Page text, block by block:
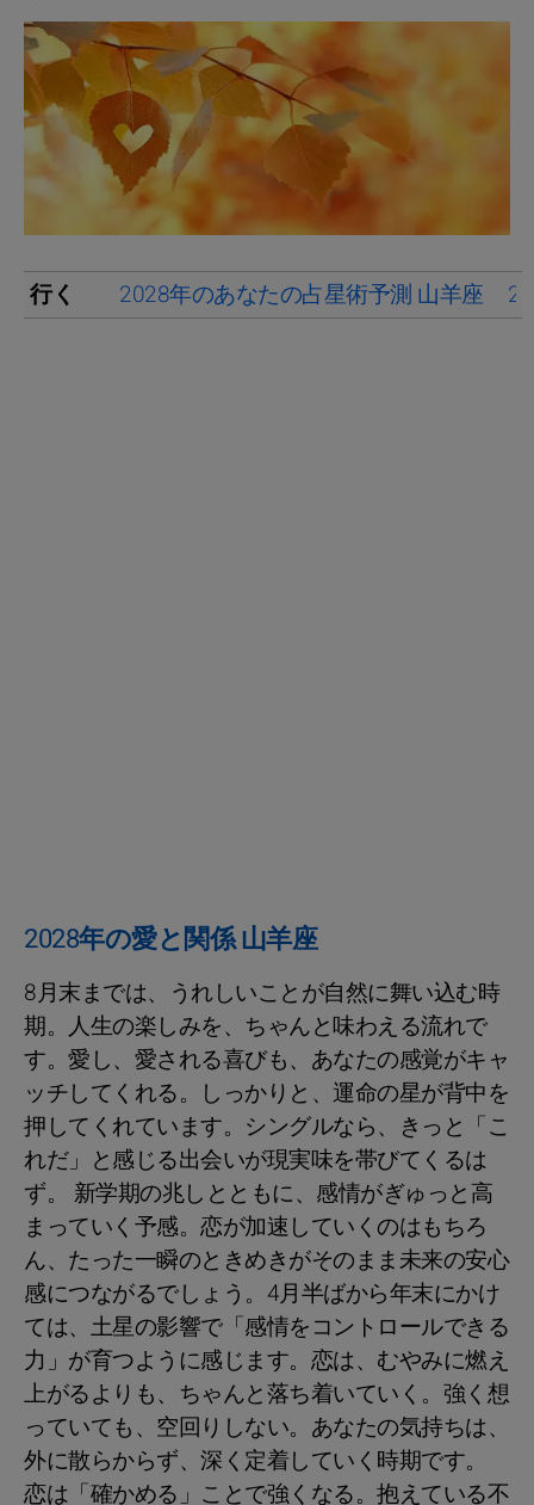
行く 2028年のあなたの占星術予測 山羊座
2028年の愛と関係 山羊座
8月末までは、うれしいことが自然に舞い込む時
期。人生の楽しみを、ちゃんと味わえる流れで
す。愛し、愛される喜びも、あなたの感覚がキャ
ッチしてくれる。しっかりと、運命の星が背中を
押してくれています。シングルなら、きっと「こ
れだ」と感じる出会いが現実味を帯びてくるは
ず。 新学期の兆しとともに、感情がぎゅっと高
まっていく予感。恋が加速していくのはもちろ
ん、たった一瞬のときめきがそのまま未来の安心
感につながるでしょう。4月半ばから年末にかけ
ては、土星の影響で「感情をコントロールできる
力」が育つように感じます。恋は、むやみに燃え
上がるよりも、ちゃんと落ち着いていく。強く想
っていても、空回りしない。あなたの気持ちは、
外に散らからず、深く定着していく時期です。
恋は「確かめる」ことで強くなる。抱えている不